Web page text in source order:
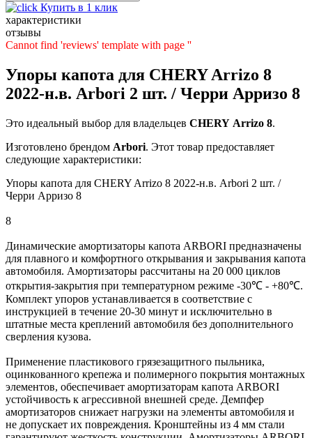
Купить в 1 клик
характеристики
отзывы
Cannot find 'reviews' template with page ''
Упоры капота для CHERY Arrizo 8
2022-н.в. Arbori 2 шт. / Черри Арризо 8
Это идеальный выбор для владельцев CHERY Arrizo 8.
Изготовлено брендом Arbori. Этот товар предоставляет
следующие характеристики:
Упоры капота для CHERY Arrizo 8 2022-н.в. Arbori 2 шт. /
Черри Арризо 8
8
Динамические амортизаторы капота ARBORI предназначены
для плавного и комфортного открывания и закрывания капота
автомобиля. Амортизаторы рассчитаны на 20 000 циклов
открытия-закрытия при температурном режиме -30℃ - +80℃.
Комплект упоров устанавливается в соответствие с
инструкцией в течение 20-30 минут и исключительно в
штатные места креплений автомобиля без дополнительного
сверления кузова.
Применение пластикового грязезащитного пыльника,
оцинкованного крепежа и полимерного покрытия монтажных
элементов, обеспечивает амортизаторам капота ARBORI
устойчивость к агрессивной внешней среде. Демпфер
амортизаторов снижает нагрузки на элементы автомобиля и
не допускает их повреждения. Кронштейны из 4 мм стали